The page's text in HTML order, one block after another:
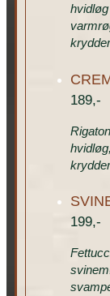
189,-
199,-